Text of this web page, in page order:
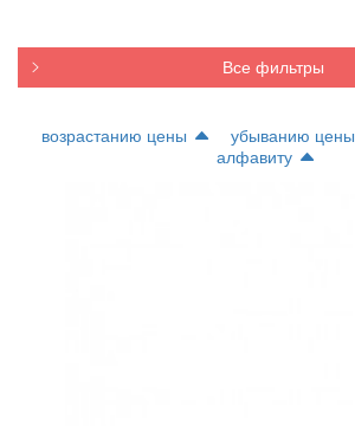
Все фильтры
возрастанию цены убыванию цены
алфавиту